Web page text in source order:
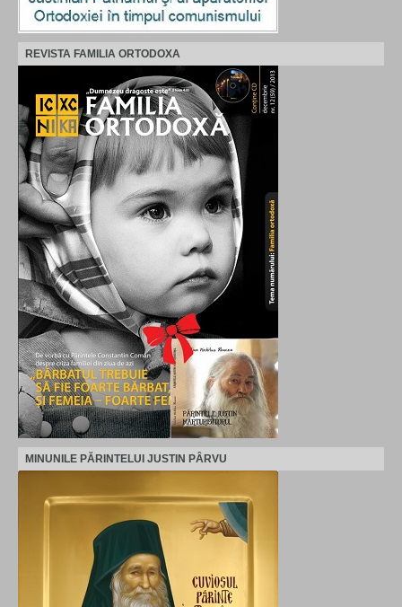
REVISTA FAMILIA ORTODOXA
MINUNILE PĂRINTELUI JUSTIN PÂRVU